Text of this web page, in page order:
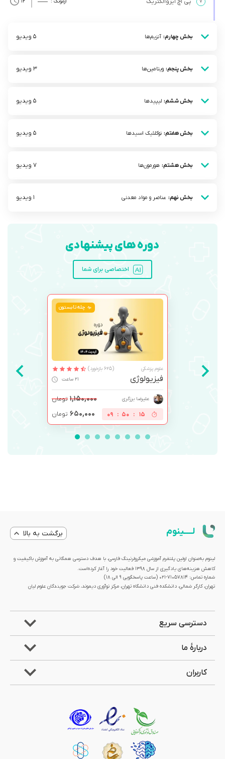
بخش چهارم: آنزیم‌ها 5 ویدیو
بخش پنجم: ویتامین‌ها 3 ویدیو
بخش ششم: لیپیدها 5 ویدیو
بخش هفتم: نوکلئیک اسید‌ها 5 ویدیو
بخش هشتم: هورمون‌ها 7 ویدیو
بخش نهم: عناصر و مواد معدنی 1 ویدیو
دوره های پیشنهادی
اختصاصی برای شما
چله تابستون
علوم پزشکی (625 بازخورد)
فیزیولوژی 21 ساعت
علیرضا برزگری ۱,۱۵۰,۰۰۰ تومان
14
:
50
:
09 ۶۵۰,۰۰۰ تومان
لــــینوم برگشت به بالا
لینوم به‌عنوان اولین پلتفرم آموزشی میکرولرنینگ فارسی، با هدف دسترسی همگانی به آموزش باکیفیت و
کاهش هزینه‌های یادگیری از سال 1398 فعالیت خود را آغاز کرده‌است.
شماره تماس: 71057814-021 (ساعت پاسخگویی ۹ الی ۱۸)
تهران، کارگر شمالی، دانشکده فنی دانشگاه تهران، مرکز نوآوری دیموند، شرکت جویندگان علوم لیان
دسترسی سریع
دربارۀ ما
کاربران